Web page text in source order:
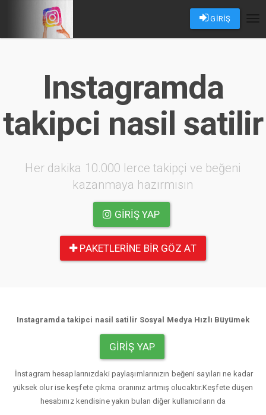
GİRİŞ
Instagramda
takipci nasil satilir
Her dakika 10.000 lerce takipçi ve beğeni
kazanmaya hazırmısın
GIRIŞ YAP
PAKETLERINE BIR GÖZ AT
Instagramda takipci nasil satilir Sosyal Medya Hızlı Büyümek
GIRIŞ YAP
İnstagram hesaplarınızdaki paylaşımlarınızın beğeni sayıları ne kadar
yüksek olur ise keşfete çıkma oranınız artmış olucaktır.Keşfete düşen
hesabınız kendisine yakın bulan diğer kullanıcıların da